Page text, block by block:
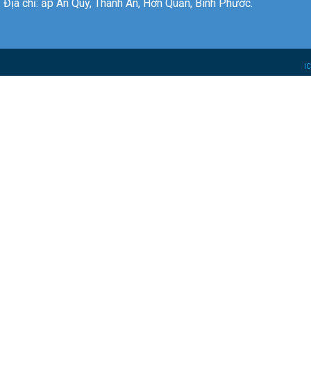
Địa chỉ: ấp An Quý, Thanh An, Hớn Quản, Bình Phước.